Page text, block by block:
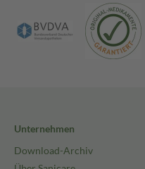
Unternehmen
Download-Archiv